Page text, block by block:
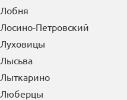
Лобня
Лосино-Петровский
Луховицы
Лысьва
Лыткарино
Люберцы